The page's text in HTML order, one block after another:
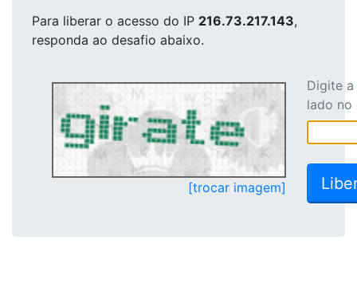
Para liberar o acesso do IP 216.73.217.143,
responda ao desafio abaixo.
[trocar imagem]
Digite
lado no